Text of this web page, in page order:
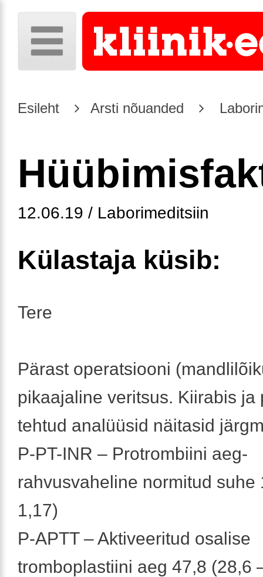
Esileht Arsti nõuanded
12.06.19 / Laborimeditsiin
Külastaja küsib:
Tere
Pärast operatsiooni
pikaajaline veritsus. Kiirabis ja
tehtud analüüsid näitasid
P-PT-INR – Protrombiini aeg-
rahvusvaheline normitud suhe
1,17)
P-APTT – Aktiveeritud osalise
tromboplastiini aeg 47,8 (28,6